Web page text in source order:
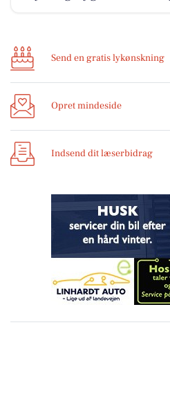
Send en gratis lykønskning
Opret mindeside
Indsend dit læserbidrag